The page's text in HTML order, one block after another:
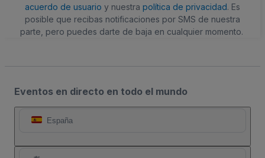
acuerdo de usuario y nuestra política de privacidad. Es
posible que recibas notificaciones por SMS de nuestra
parte, pero puedes darte de baja en cualquier momento.
Eventos en directo en todo el mundo
España